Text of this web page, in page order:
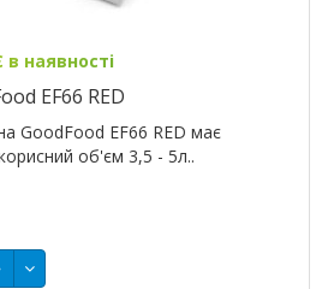
в наявності
EF66 RED
GoodFood EF66 RED має
об'єм 3,5 - 5л..